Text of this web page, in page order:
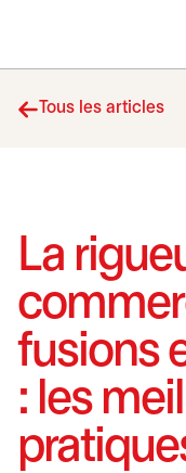
Tous les articles
La
fusions
: les